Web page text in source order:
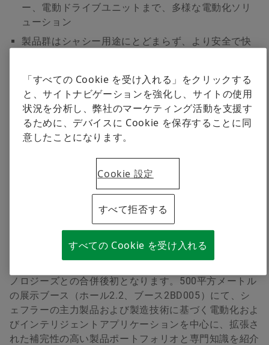
ー、電動ドライブユニットまで、多様な電動化ソリ
ューション
製品群はシャシー用途にとどまらず、より安全で快
シェフラーは中国で30年にわたる開発を行い、中国
の市場やお客さまに対して長期的なコミットメント
を堅持
構築しています。4月23日から5月2日まで開催される上
海モーターショー2025において、モーションテクノロ
ジーカンパニーであるシェフラーは、最新の製品とソリ
ューションを紹介し、モビリティをより効率的、インテ
リジェント、かつ持続可能なものにするために、業界の
変化に対してどのように対応しているのかを紹介しま
ノロジーズとの合併後初となります。500平方メートル
の展示ブース（ホール2.2、ブース2BD005）にて、シ
ェフラーの主力製品および製造技術に基づく電動化およ
びインテリジェントアプリケーションを中心に、拡張さ
れた補完性の高い製品ポートフォリオと専門知識を紹介
「すべての Cookie を受け入れる」をクリックする
と、サイトナビゲーションを強化し、サイトの使用
状況を分析し、弊社のマーケティング活動を支援す
るために、デバイスに Cookie を保存することに同
意したことになります。
Cookie 設定
すべて拒否する
すべての Cookie を受け入れる